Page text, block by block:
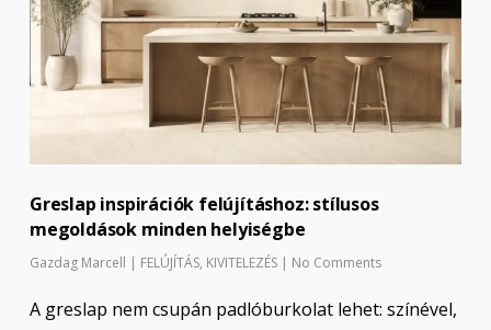
Greslap inspirációk felújításhoz: stílusos
megoldások minden helyiségbe
Gazdag Marcell | FELÚJÍTÁS, KIVITELEZÉS | No Comments
A greslap nem csupán padlóburkolat lehet: színével,